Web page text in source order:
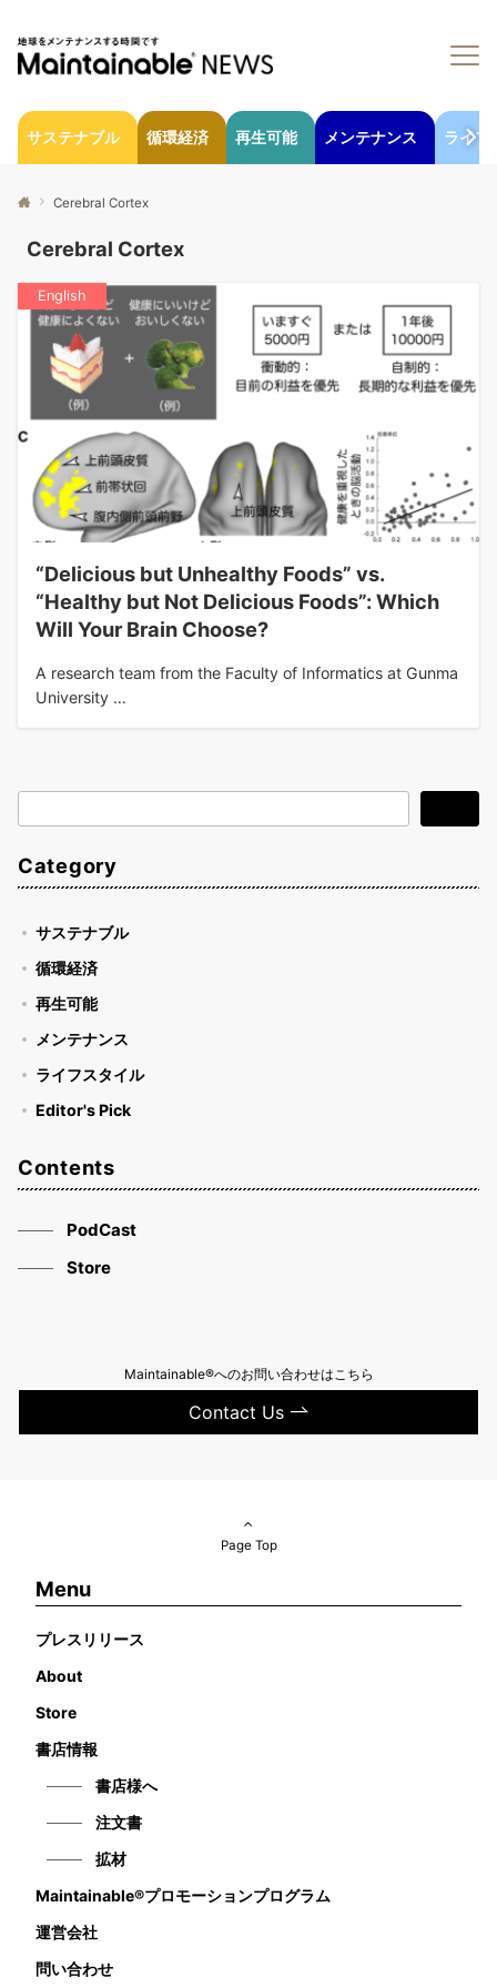
サステナブル 循環経済 再生可能 メンテナンス ライフ
Cerebral Cortex
Cerebral Cortex
English
“Delicious but Unhealthy Foods” vs.
“Healthy but Not Delicious Foods”: Which
Will Your Brain Choose?
A research team from the Faculty of Informatics at Gunma
University …
索
Category
サステナブル
循環経済
再生可能
メンテナンス
ライフスタイル
Editor's Pick
Contents
PodCast
Store
Maintainable®へのお問い合わせはこちら
Contact Us
Page Top
Menu
プレスリリース
About
Store
書店情報
書店様へ
注文書
拡材
Maintainable®プロモーションプログラム
運営会社
問い合わせ